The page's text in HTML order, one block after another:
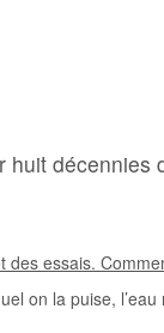
décennies
essais.
on la puise,